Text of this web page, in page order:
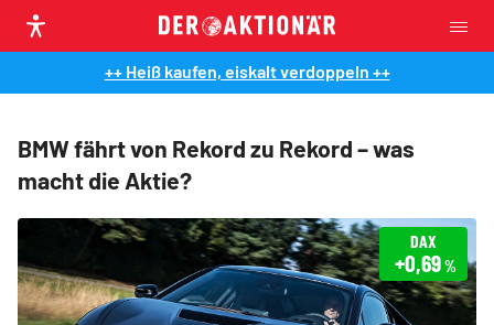
++ Heiß kaufen, eiskalt verdoppeln ++
BMW fährt von Rekord zu Rekord – was
macht die Aktie?
DAX
+0,69%